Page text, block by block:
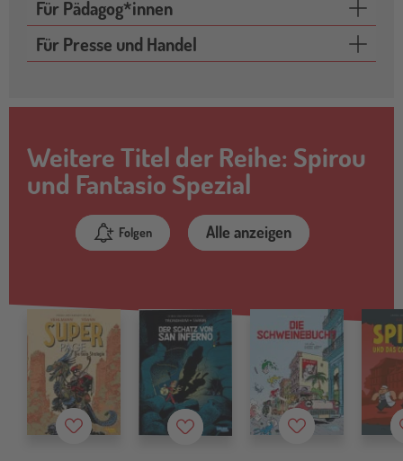
Für Pädagog*innen
Für Presse und Handel
Weitere Titel der Reihe: Spirou
und Fantasio Spezial
Folgen Alle anzeigen
Merkzettel Merkzettel Merkzettel